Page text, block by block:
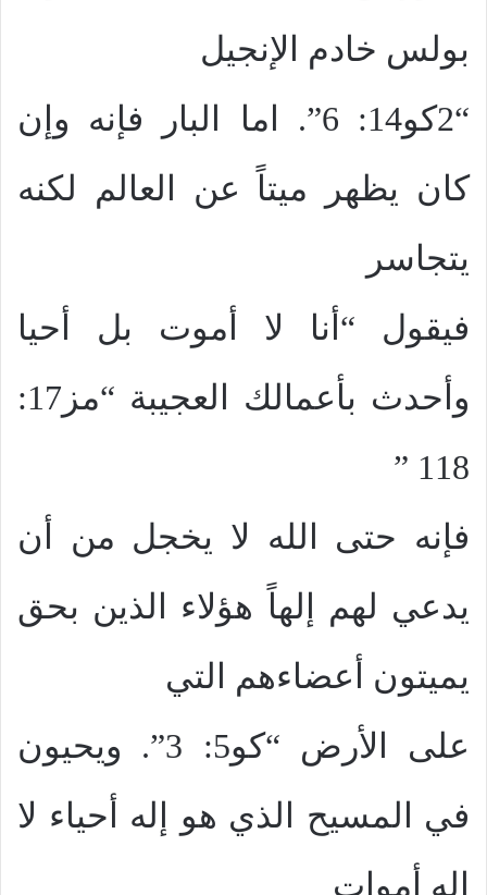
بولس خادم الإنجيل
“2كو14: 6”. اما البار فإنه وإن
كان يظهر ميتاً عن العالم لكنه
يتجاسر
فيقول “أنا لا أموت بل أحيا
وأحدث بأعمالك العجيبة “مز17:
118 ”
فإنه حتى الله لا يخجل من أن
يدعي لهم إلهاً هؤلاء الذين بحق
يميتون أعضاءهم التي
على الأرض “كو5: 3”. ويحيون
في المسيح الذي هو إله أحياء لا
إله أموات